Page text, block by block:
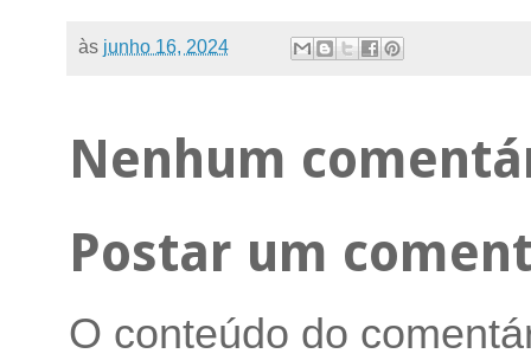
às junho 16, 2024
Nenhum
Postar um
O conteúdo do